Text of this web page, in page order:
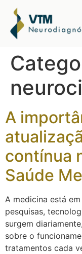
A
contínua
Saúde
A medicina está
pesquisas,
surgem
sobre o
tratamentos cada